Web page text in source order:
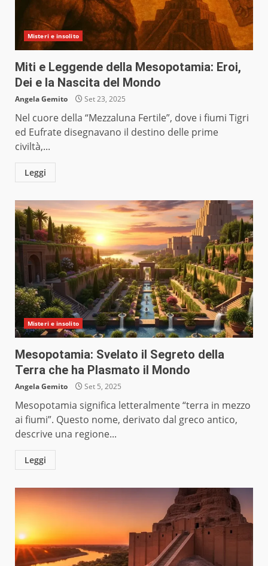
Misteri e insolito
Miti e Leggende della Mesopotamia: Eroi,
Dei e la Nascita del Mondo
Angela Gemito Set 23, 2025
Nel cuore della “Mezzaluna Fertile”, dove i fiumi Tigri
ed Eufrate disegnavano il destino delle prime
civiltà,...
Leggi
Misteri e insolito
Mesopotamia: Svelato il Segreto della
Terra che ha Plasmato il Mondo
Angela Gemito Set 5, 2025
Mesopotamia significa letteralmente “terra in mezzo
ai fiumi”. Questo nome, derivato dal greco antico,
descrive una regione...
Leggi